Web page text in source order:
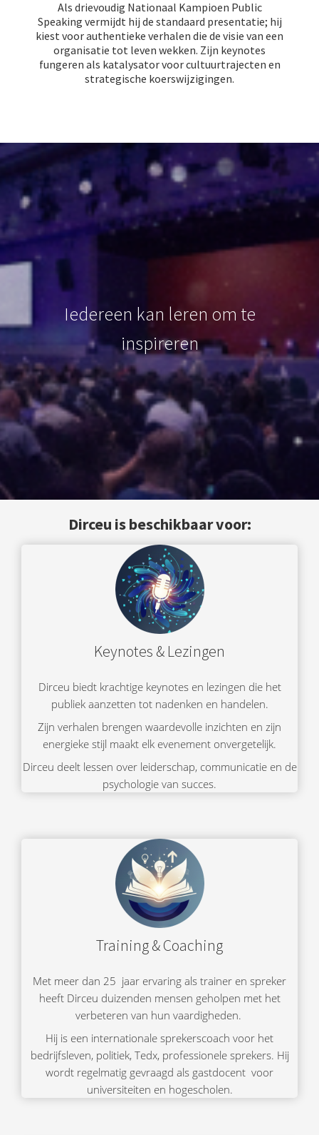
Als drievoudig Nationaal Kampioen Public
Speaking vermijdt hij de standaard presentatie; hij
kiest voor authentieke verhalen die de visie van een
organisatie tot leven wekken. Zijn keynotes
fungeren als katalysator voor cultuurtrajecten en
strategische koerswijzigingen.
Iedereen kan leren om te
inspireren
Dirceu is beschikbaar voor:
Keynotes & Lezingen
Dirceu biedt krachtige keynotes en lezingen die het
publiek aanzetten tot nadenken en handelen.
Zijn verhalen brengen waardevolle inzichten en zijn
energieke stijl maakt elk evenement onvergetelijk.
Dirceu deelt lessen over leiderschap, communicatie en de
psychologie van succes.
Training & Coaching
Met meer dan 25 jaar ervaring als trainer en spreker
heeft Dirceu duizenden mensen geholpen met het
verbeteren van hun vaardigheden.
Hij is een internationale sprekerscoach voor het
bedrijfsleven, politiek, Tedx, professionele sprekers. Hij
wordt regelmatig gevraagd als gastdocent voor
universiteiten en hogescholen.